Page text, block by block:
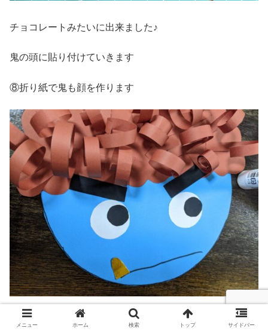
チョコレートみたいに出来ました♪
鬼の頭に貼り付けていきます
⑧折り紙で鬼も顔を作ります
黒の折り紙で鬼も眉毛を作ります
メニュー ホーム 検索 トップ サイドバー